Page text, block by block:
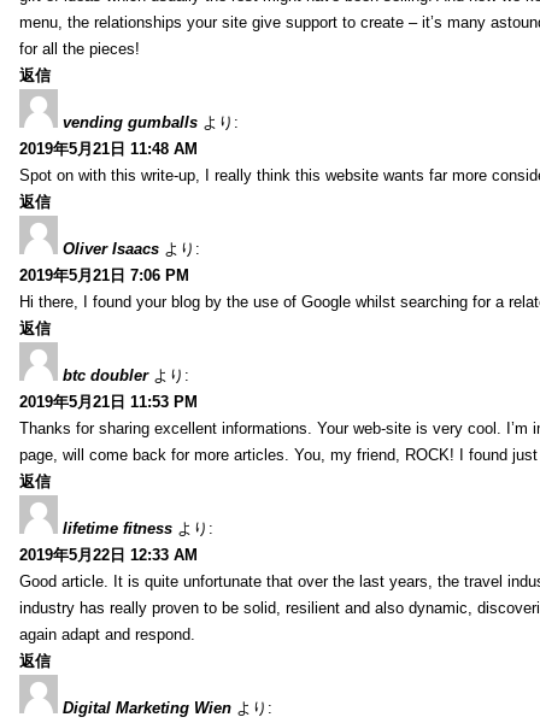
menu, the relationships your site give support to create – it’s many
for all the pieces!
返信
vending gumballs より:
2019年5月21日 11:48 AM
Spot on with this write-up, I really think this website wants far more
返信
Oliver Isaacs より:
2019年5月21日 7:06 PM
Hi there, I found your blog by the use of Google whilst searching for a
返信
btc doubler より:
2019年5月21日 11:53 PM
Thanks for sharing excellent informations. Your web-site is very cool.
page, will come back for more articles. You, my friend, ROCK! I found
返信
lifetime fitness より:
2019年5月22日 12:33 AM
Good article. It is quite unfortunate that over the last years, the travel
industry has really proven to be solid, resilient and also dynamic,
again adapt and respond.
返信
Digital Marketing Wien より: